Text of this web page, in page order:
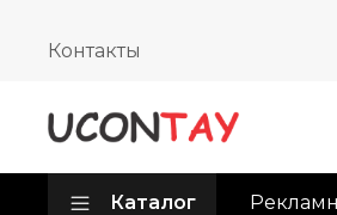
Контакты
Каталог